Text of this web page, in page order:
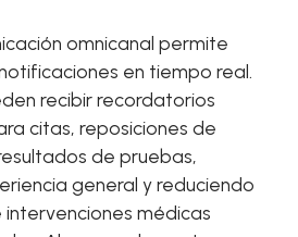
omnicanal permite
en tiempo real.
recibir recordatorios
citas, reposiciones de
de pruebas,
general y reduciendo
médicas